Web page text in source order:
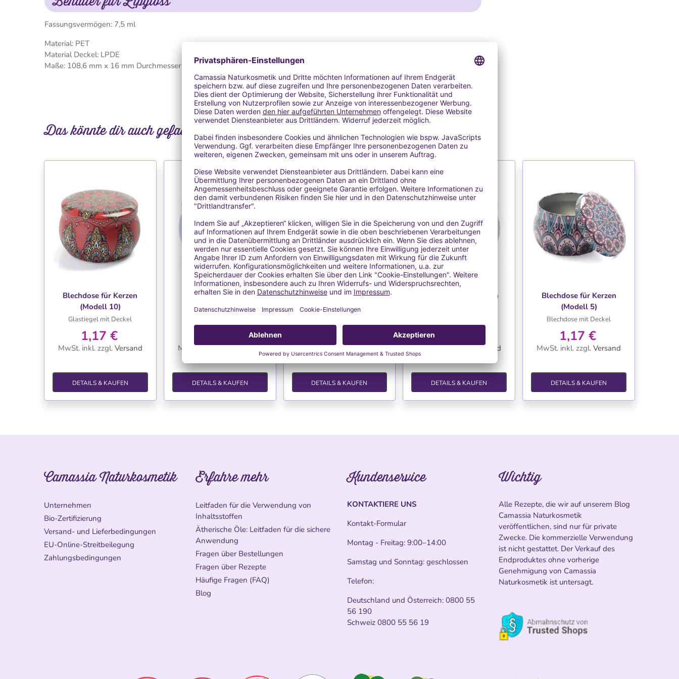
Fassungsvermögen: 7,5 ml
Material: PET
Material Deckel: LPDE
Maße: 108,6 mm x 16 mm Durchmesser
Das könnte dir auch gefallen
Blechdose für Kerzen
(Modell 10)
Glastiegel mit Deckel
1,17 €
MwSt. inkl. zzgl. Versand
DETAILS & KAUFEN
WUNSCHLISTE
Blechdose für Kerzen
(Modell 9)
MwSt. inkl. zzgl. Versand
DETAILS & KAUFEN
WUNSCHLISTE
Blechdose für Kerzen
(Modell 8)
MwSt. inkl. zzgl. Versand
DETAILS & KAUFEN
WUNSCHLISTE
Blechdose füer Kerzen
MwSt. inkl. zzgl. Versand
DETAILS & KAUFEN
Blechdose für Kerzen
(Modell 5)
Blechdose mit Deckel
1,17 €
MwSt. inkl. zzgl. Versand
DETAILS & KAUFEN
Camassia Naturkosmetik
Unternehmen
Bio-Zertifizierung
Versand- und Lieferbedingungen
EU-Online-Streitbeilegung
Zahlungsbedingungen
Erfahre mehr
Leitfaden für die Verwendung von
Inhaltsstoffen
Ätherische Öle: Leitfaden für die sichere
Anwendung
Fragen über Bestellungen
Fragen über Rezepte
Häufige Fragen (FAQ)
Blog
Kundenservice
KONTAKTIERE UNS
Kontakt-Formular
Montag - Freitag: 9:00–14:00
Samstag und Sonntag: geschlossen
Telefon:
Deutschland und Österreich: 0800 55
56 190
Schweiz 0800 55 56 19
Wichtig
Alle Rezepte, die wir auf unserem Blog
Camassia Naturkosmetik
veröffentlichen, sind nur für private
Zwecke. Die kommerzielle Verwendung
ist nicht gestattet. Der Verkauf des
Endproduktes ohne vorherige
Genehmigung von Camassia
Naturkosmetik ist untersagt.